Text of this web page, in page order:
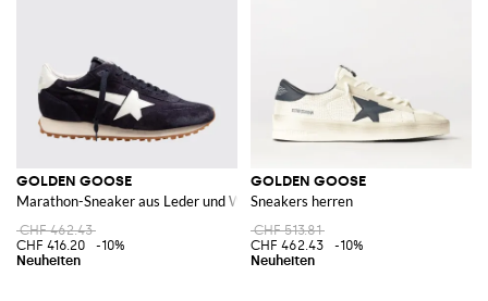
GOLDEN GOOSE
Marathon-Sneaker aus Leder und Wildleder mit Used-Effekt
CHF 462.43
CHF 416.20
-10%
GOLDEN GOOSE
Sneakers herren
CHF 513.81
CHF 462.43
-10%